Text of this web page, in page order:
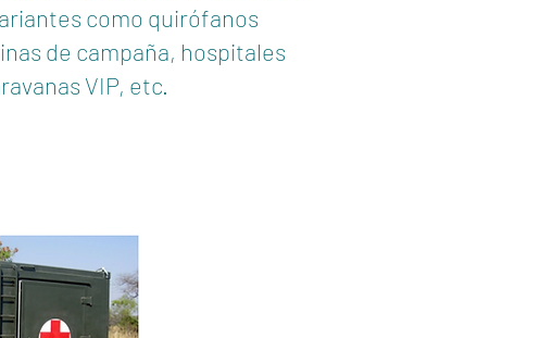
como quirófanos
de campaña, hospitales
VIP, etc.